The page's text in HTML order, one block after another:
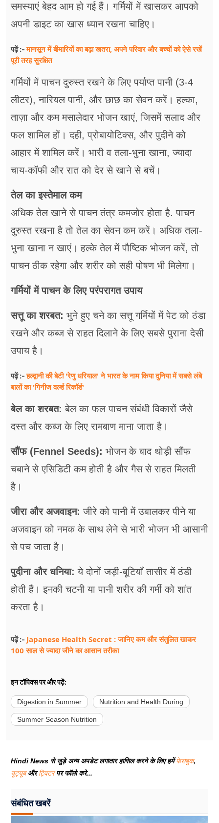
समस्याएं बेहद आम हो गई हैं। गर्मियों में खासकर आपको
अपनी डाइट का खास ध्यान रखना चाहिए।
पढ़ें :-मानसून में बीमारियों का बढ़ा खतरा, अपने परिवार और बच्चों को ऐसे रखें
पूरी तरह सुरक्षित
गर्मियों में पाचन दुरुस्त रखने के लिए पर्याप्त पानी (3-4
लीटर), नारियल पानी, और छाछ का सेवन करें। हल्का,
ताज़ा और कम मसालेदार भोजन खाएं, जिसमें सलाद और
फल शामिल हों। दही, प्रोबायोटिक्स, और पुदीने को
आहार में शामिल करें। भारी व तला-भुना खाना, ज्यादा
चाय-कॉफी और रात को देर से खाने से बचें।
तेल का इस्तेमाल कम
अधिक तेल खाने से पाचन तंत्र कमजोर होता है. पाचन
दुरुस्त रखना है तो तेल का सेवन कम करें। अधिक तला-
भुना खाना न खाएं। हल्के तेल में पौष्टिक भोजन करें, तो
पाचन ठीक रहेगा और शरीर को सही पोषण भी मिलेगा।
गर्मियों में पाचन के लिए परंपरागत उपाय
सत्तू का शरबत: भुने हुए चने का सत्तू गर्मियों में पेट को ठंडा
रखने और कब्ज से राहत दिलाने के लिए सबसे पुराना देसी
उपाय है।
पढ़ें :-हल्द्वानी की बेटी 'रेणु धरियाल' ने भारत के नाम किया दुनिया में सबसे लंबे
बालों का 'गिनीज वर्ल्ड रिकॉर्ड'
बेल का शरबत: बेल का फल पाचन संबंधी विकारों जैसे
दस्त और कब्ज के लिए रामबाण माना जाता है।
सौंफ (Fennel Seeds): भोजन के बाद थोड़ी सौंफ
चबाने से एसिडिटी कम होती है और गैस से राहत मिलती
है।
जीरा और अजवाइन: जीरे को पानी में उबालकर पीने या
अजवाइन को नमक के साथ लेने से भारी भोजन भी आसानी
से पच जाता है।
पुदीना और धनिया: ये दोनों जड़ी-बूटियाँ तासीर में ठंडी
होती हैं। इनकी चटनी या पानी शरीर की गर्मी को शांत
करता है।
पढ़ें :- Japanese Health Secret : जानिए कम और संतुलित खाकर
100 साल से ज्यादा जीने का आसान तरीका
इन टॉपिक्स पर और पढ़ें:
Digestion in Summer Nutrition and Health During
Summer Season Nutrition
Hindi News से जुड़े अन्य अपडेट लगातार हासिल करने के लिए हमेंफेसबुक,
यूट्यूबऔरट्विटरपर फॉलो करे...
संबंधित खबरें